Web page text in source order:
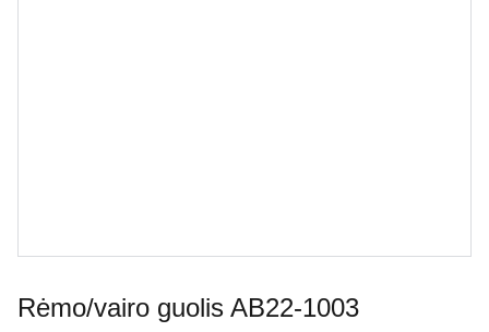
Rėmo/vairo guolis AB22-1003